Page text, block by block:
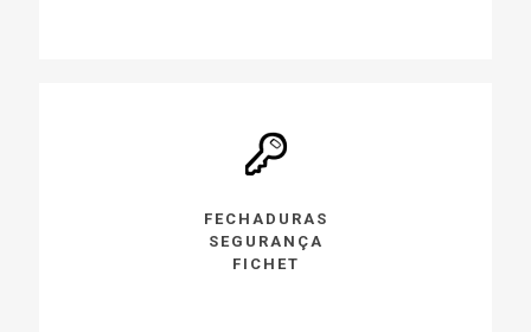
FECHADURAS
SEGURANÇA
FICHET